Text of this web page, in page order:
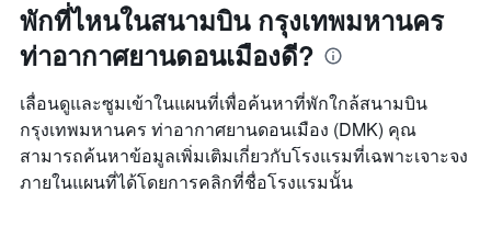
พักที่ไหนในสนามบิน กรุงเทพมหานคร
ท่าอากาศยานดอนเมืองดี?
เลื่อนดูและซูมเข้าในแผนที่เพื่อค้นหาที่พักใกล้สนามบิน
กรุงเทพมหานคร ท่าอากาศยานดอนเมือง (DMK) คุณ
สามารถค้นหาข้อมูลเพิ่มเติมเกี่ยวกับโรงแรมที่เฉพาะเจาะจง
ภายในแผนที่ได้โดยการคลิกที่ชื่อโรงแรมนั้น